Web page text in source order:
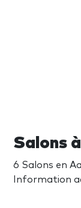
Salons
6 Salons en
Information